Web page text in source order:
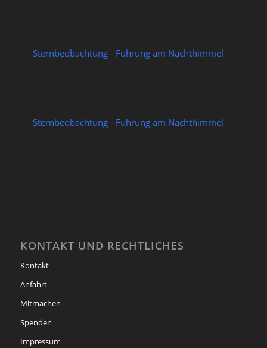
Sternbeobachtung - Führung am Nachthimmel
Sternbeobachtung - Führung am Nachthimmel
KONTAKT UND RECHTLICHES
Kontakt
Anfahrt
Mitmachen
Spenden
Impressum